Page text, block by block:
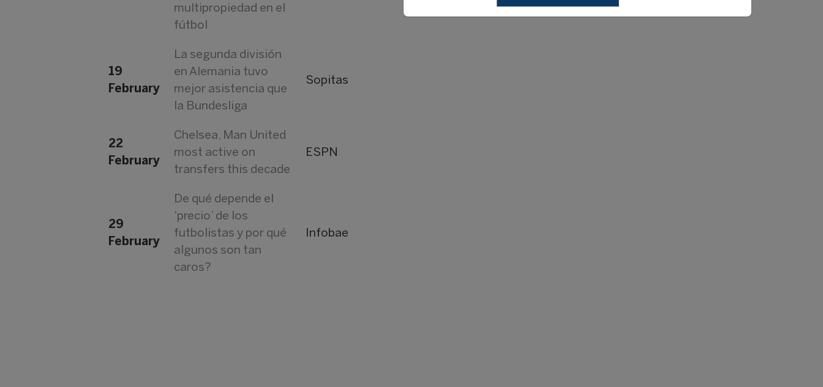
multipropiedad en el
fútbol
19
February
La segunda división
en Alemania tuvo
mejor asistencia que
la Bundesliga
Sopitas
22
February
Chelsea, Man United
most active on
transfers this decade
ESPN
29
February
De qué depende el
‘precio’ de los
futbolistas y por qué
algunos son tan
caros?
Infobae